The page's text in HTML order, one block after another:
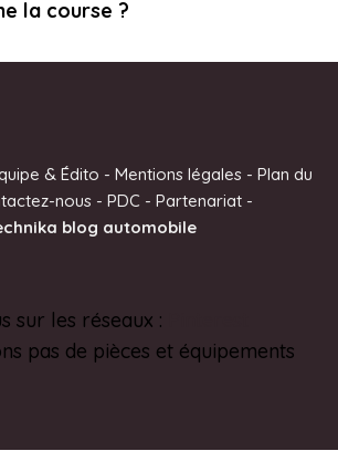
la course ?
& Édito - Mentions légales - Plan du
nous - PDC - Partenariat -
blog automobile
sur les réseaux :
pas de pièces et équipements